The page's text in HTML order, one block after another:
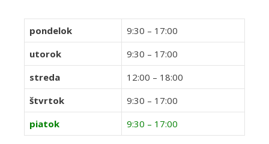
pondelok
9:30 – 17:00
utorok
9:30 – 17:00
streda
12:00 – 18:00
štvrtok
9:30 – 17:00
piatok
9:30 – 17:00